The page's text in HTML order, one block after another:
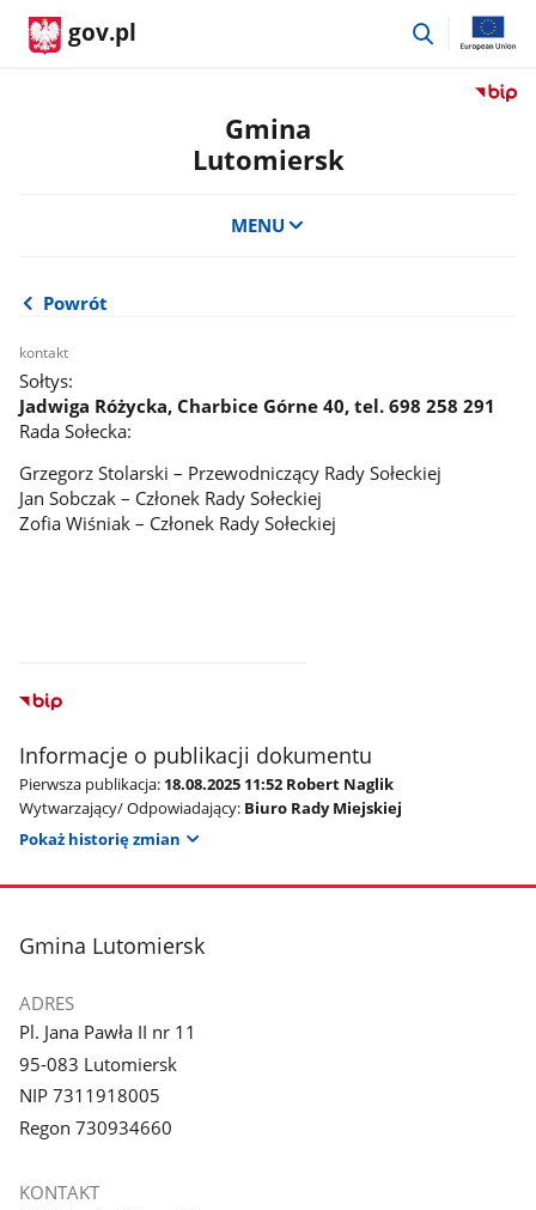
gov.pl
przejdź
Przejdź
Gmina
Lutomiersk
MENU
Powrót
kontakt
Sołtys:
Jadwiga Różycka, Charbice Górne 40, tel. 698 258 291
Rada Sołecka:
Grzegorz Stolarski – Przewodniczący Rady Sołeckiej
Jan Sobczak – Członek Rady Sołeckiej
Zofia Wiśniak – Członek Rady Sołeckiej
Informacje o publikacji dokumentu
Pierwsza publikacja: 18.08.2025 11:52 Robert Naglik
Wytwarzający/ Odpowiadający: Biuro Rady Miejskiej
Pokaż historię zmian
stopka
Gmina Lutomiersk
ADRES
Pl. Jana Pawła II nr 11
95-083 Lutomiersk
NIP 7311918005
Regon 730934660
KONTAKT